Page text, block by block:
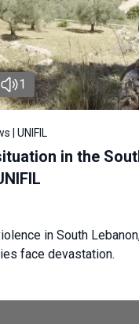
1
| UNIFIL
in the
in South
face devastation.